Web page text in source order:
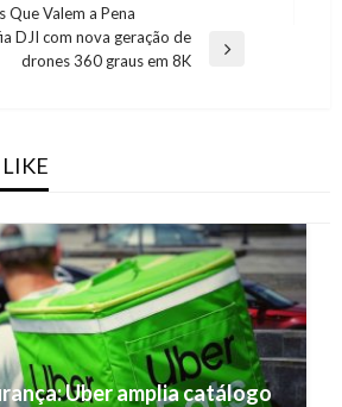
Que Valem a Pena
DJI com nova geração de
drones 360 graus em 8K
Uber amplia catálogo